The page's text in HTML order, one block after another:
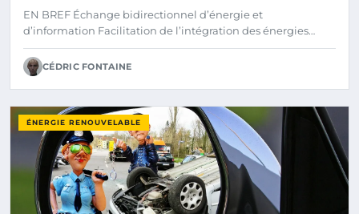
EN BREF Échange bidirectionnel d’énergie et
d’information Facilitation de l’intégration des énergies…
CÉDRIC FONTAINE
ÉNERGIE RENOUVELABLE